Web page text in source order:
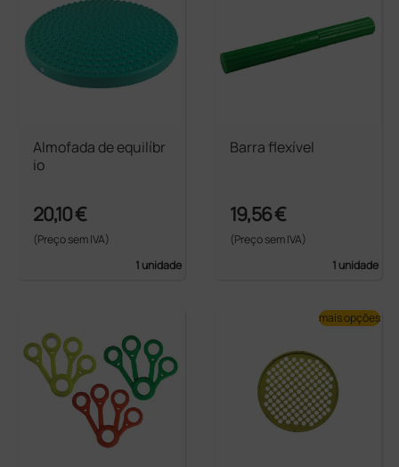
Almofada de equilíbr
io
20,10 €
(Preço sem IVA)
1 unidade
Barra flexível
19,56 €
(Preço sem IVA)
1 unidade
mais opções